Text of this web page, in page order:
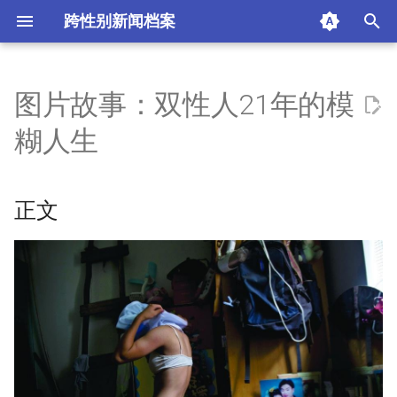
跨性别新闻档案
n
i
t
a
正文
附加信息 [Processed Page
图片故事：双性人21年的模
糊人生
正文